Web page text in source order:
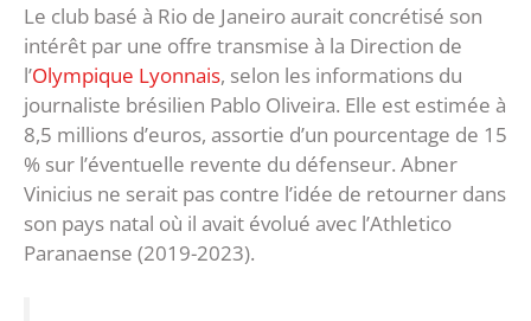
Le club basé à Rio de Janeiro aurait concrétisé son
intérêt par une offre transmise à la Direction de
l’Olympique Lyonnais, selon les informations du
journaliste brésilien Pablo Oliveira. Elle est estimée à
8,5 millions d’euros, assortie d’un pourcentage de 15
% sur l’éventuelle revente du défenseur. Abner
Vinicius ne serait pas contre l’idée de retourner dans
son pays natal où il avait évolué avec l’Athletico
Paranaense (2019-2023).